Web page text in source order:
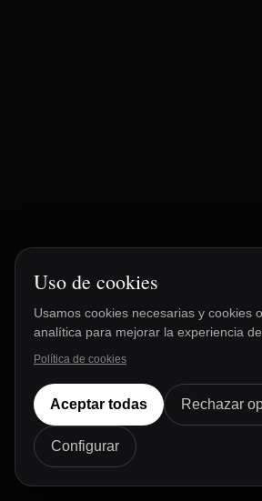
Uso de cookies
Usamos cookies necesarias y cookies
analítica para mejorar la experiencia
Política de cookies
Aceptar todas Rechazar
Configurar